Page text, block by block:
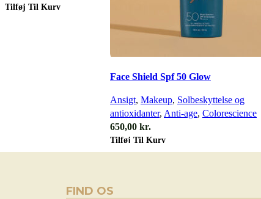
Tilføj Til Kurv
Face Shield Spf 50 Glow
Ansigt, Makeup, Solbeskyttelse og
antioxidanter, Anti-age, Colorescience
650,00 kr.
Tilføj Til Kurv
FIND OS